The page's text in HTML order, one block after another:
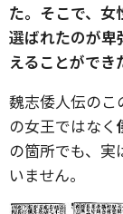
た。そこで、女
選ばれたのが卑
えることがで
魏志倭人伝のこ
の女王ではなく
の箇所でも、実
いません。